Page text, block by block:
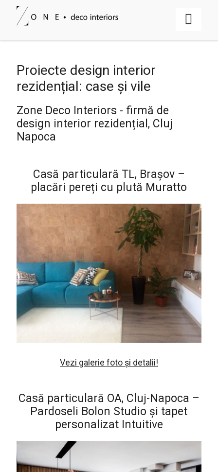
Proiecte design interior
rezidențial: case și vile
Zone Deco Interiors - firmă de
design interior rezidențial, Cluj
Napoca
Casă particulară TL, Brașov –
placări pereți cu plută Muratto
Vezi galerie foto și detalii!
Casă particulară OA, Cluj-Napoca –
Pardoseli Bolon Studio și tapet
personalizat Intuitive